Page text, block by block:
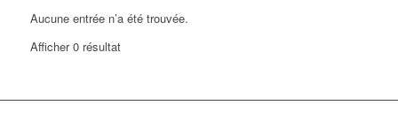
Aucune entrée n’a été trouvée.
Afficher 0 résultat